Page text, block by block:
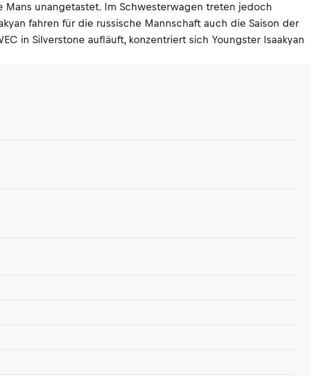
Mans unangetastet. Im Schwesterwagen treten jedoch
fahren für die russische Mannschaft auch die Saison der
in Silverstone aufläuft, konzentriert sich Youngster Isaakyan